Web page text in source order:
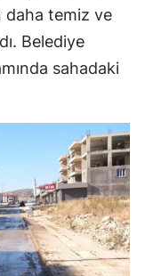
daha temiz ve
Belediye
sahadaki